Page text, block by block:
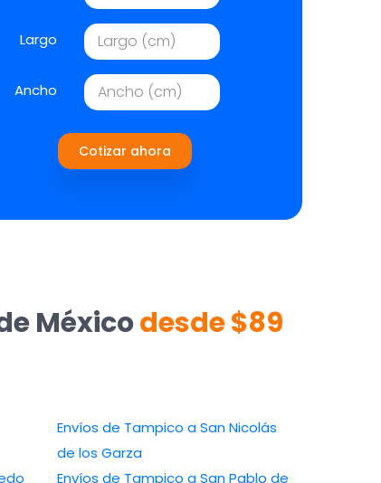
Largo
Ancho
Cotizar ahora
Méxicodesde $89
Envíos de Tampico a San Nicolás
de los Garza
Envíos de Tampico a San Pablo de